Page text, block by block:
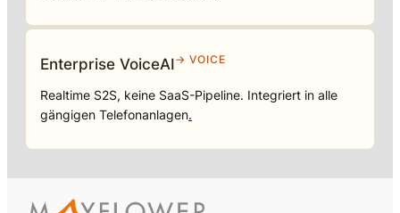
Enterprise VoiceAI→ VOICE
Realtime S2S, keine SaaS-Pipeline. Integriert in alle
gängigen Telefonanlagen.